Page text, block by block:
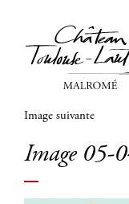
Image suivante
Image 05-